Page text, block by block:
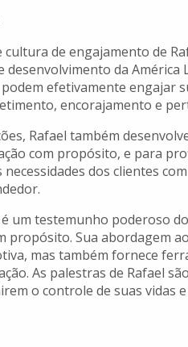
de engajamento de
da América
efetivamente engajar
encorajamento e
Rafael também
com propósito, e para
dos clientes
um testemunho poderoso
propósito. Sua abordagem
mas também fornece
As palestras de Rafael
o controle de suas vidas